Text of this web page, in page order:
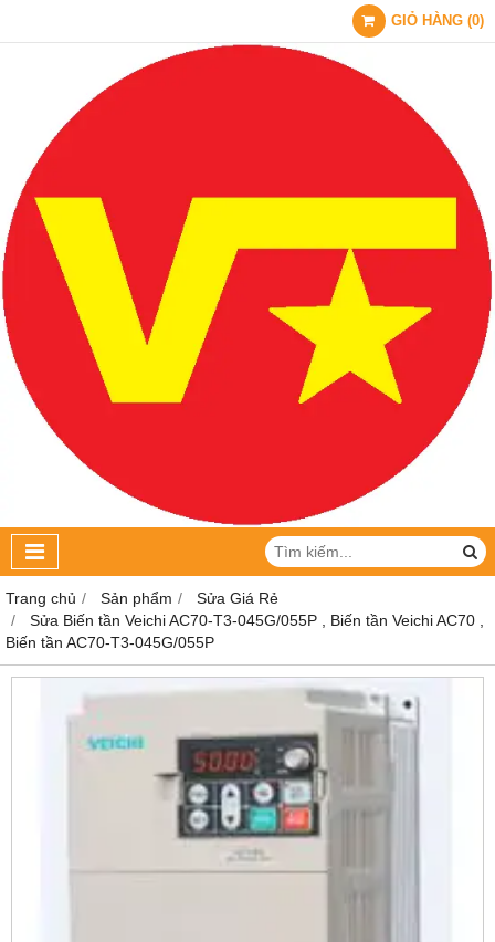
GIỎ HÀNG (0)
Trang chủ Sản phẩm
Sửa Giá Rẻ
Sửa Biến tần Veichi AC70-T3-045G/055P , Biến tần Veichi AC70 ,
Biến tần AC70-T3-045G/055P